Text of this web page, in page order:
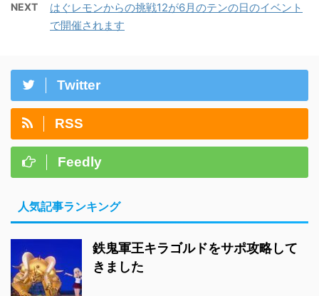
NEXT
はぐレモンからの挑戦12が6月のテンの日のイベント
で開催されます
Twitter
RSS
Feedly
人気記事ランキング
鉄鬼軍王キラゴルドをサポ攻略して
きました